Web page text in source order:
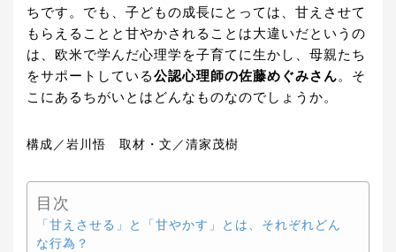
ちです。でも、子どもの成長にとっては、甘えさせて
もらえることと甘やかされることは大違いだというの
は、欧米で学んだ心理学を子育てに生かし、母親たち
をサポートしている公認心理師の佐藤めぐみさん。そ
こにあるちがいとはどんなものなのでしょうか。
構成／岩川悟 取材・文／清家茂樹
目次
「甘えさせる」と「甘やかす」とは、それぞれどん
な行為？